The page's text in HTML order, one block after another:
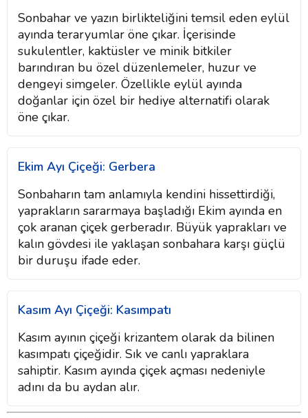
Sonbahar ve yazın birlikteliğini temsil eden eylül
ayında teraryumlar öne çıkar. İçerisinde
sukulentler, kaktüsler ve minik bitkiler
barındıran bu özel düzenlemeler, huzur ve
dengeyi simgeler. Özellikle eylül ayında
doğanlar için özel bir hediye alternatifi olarak
öne çıkar.
Ekim Ayı Çiçeği: Gerbera
Sonbaharın tam anlamıyla kendini hissettirdiği,
yaprakların sararmaya başladığı Ekim ayında en
çok aranan çiçek gerberadır. Büyük yaprakları ve
kalın gövdesi ile yaklaşan sonbahara karşı güçlü
bir duruşu ifade eder.
Kasım Ayı Çiçeği: Kasımpatı
Kasım ayının çiçeği krizantem olarak da bilinen
kasımpatı çiçeğidir. Sık ve canlı yapraklara
sahiptir. Kasım ayında çiçek açması nedeniyle
adını da bu aydan alır.